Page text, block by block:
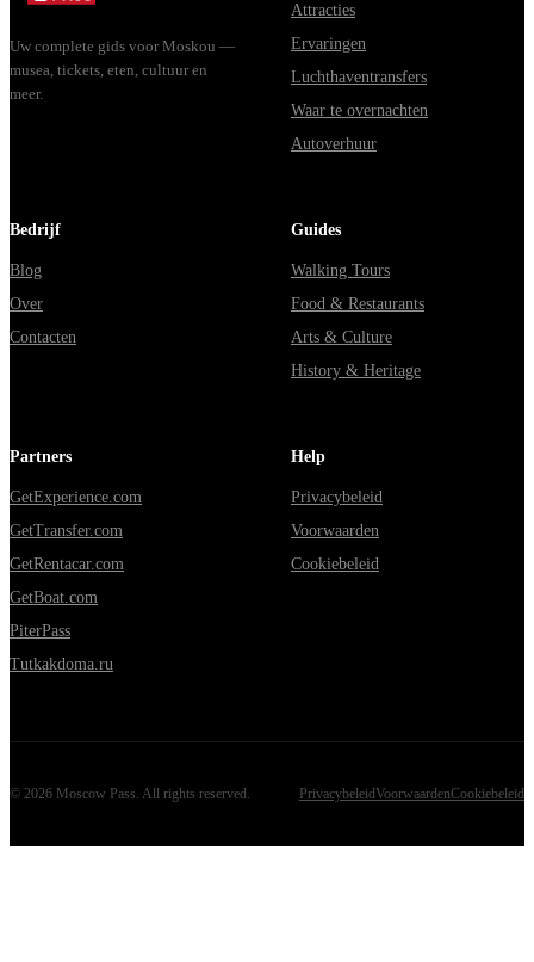
Uw complete gids voor Moskou —
musea, tickets, eten, cultuur en
meer.
Attracties
Ervaringen
Luchthaventransfers
Waar te overnachten
Autoverhuur
Bedrijf
Blog
Over
Contacten
Guides
Walking Tours
Food & Restaurants
Arts & Culture
History & Heritage
Partners
GetExperience.com
GetTransfer.com
GetRentacar.com
GetBoat.com
PiterPass
Tutkakdoma.ru
Help
Privacybeleid
Voorwaarden
Cookiebeleid
© 2026 Moscow Pass. All rights reserved. PrivacybeleidVoorwaardenCookiebeleid